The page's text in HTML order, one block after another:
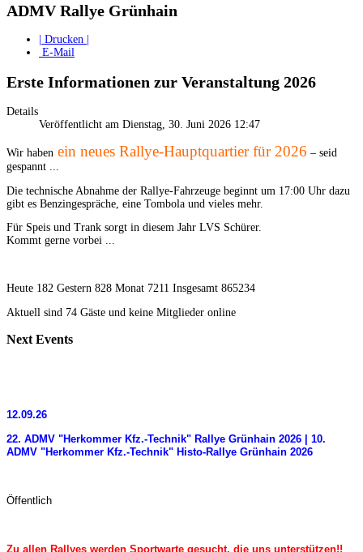
ADMV Rallye Grünhain
| Drucken |
E-Mail
Erste Informationen zur Veranstaltung 2026
Details
Veröffentlicht am Dienstag, 30. Juni 2026 12:47
Wir haben ein neues Rallye-Hauptquartier für 2026 – seid
gespannt ...
Die technische Abnahme der Rallye-Fahrzeuge beginnt um 17:00 Uhr dazu
gibt es Benzingespräche, eine Tombola und vieles mehr.
Für Speis und Trank sorgt in diesem Jahr LVS Schürer.
Kommt gerne vorbei ...
Heute 182 Gestern 828 Monat 7211 Insgesamt 865234
Aktuell sind 74 Gäste und keine Mitglieder online
Next Events
12.09.26
22. ADMV "Herkommer Kfz.-Technik" Rallye Grünhain 2026 | 10.
ADMV "Herkommer Kfz.-Technik" Histo-Rallye Grünhain 2026
Öffentlich
Zu allen Rallyes werden Sportwarte gesucht, die uns unterstützen!!